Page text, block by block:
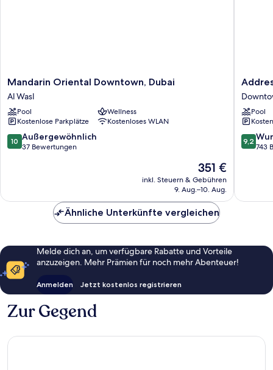
Mandarin
Oriental
Downtown,
Dubai
Al
Wasl
Mandarin Oriental Downtown, Dubai
Al Wasl
Pool
Wellness
Kostenlose Parkplätze
Kostenloses WLAN
10.0
von
10 Außergewöhnlich
37 Bewertungen
Der
Preis
beträgt
351 €
inkl. Steuern & Gebühren
9. Aug.–10. Aug.
Address
Sky
View,
Dubai
Dubai
Pool
9.2
von
9,2
743
Ähnliche Unterkünfte vergleichen
Melde dich an, um verfügbare Rabatte und Vorteile
anzuzeigen. Mehr Prämien für noch mehr Abenteuer!
Anmelden Jetzt kostenlos registrieren
Zur Gegend